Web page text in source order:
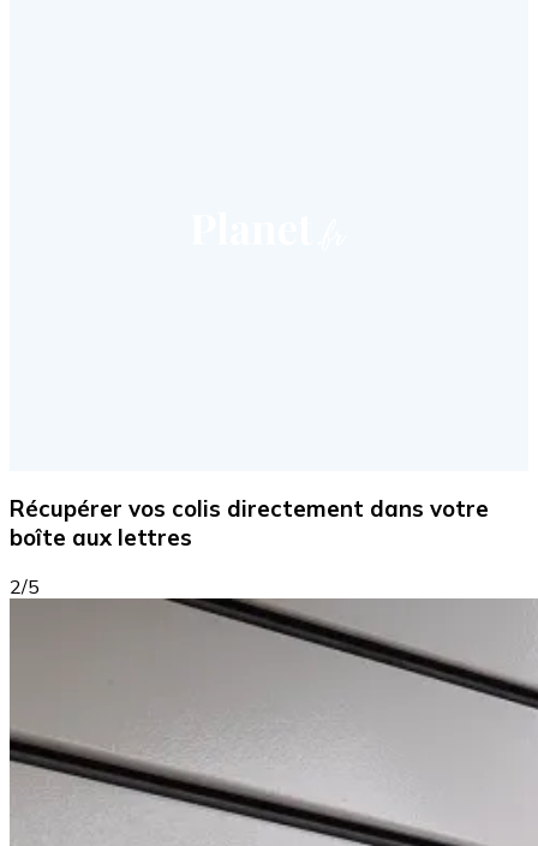
Récupérer vos colis directement dans votre
boîte aux lettres
2/5